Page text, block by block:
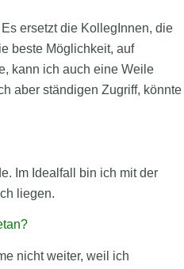
ersetzt die KollegInnen, die
beste Möglichkeit, auf
kann ich auch eine Weile
aber ständigen Zugriff, könnte
Im Idealfall bin ich mit der
liegen.
nicht weiter, weil ich